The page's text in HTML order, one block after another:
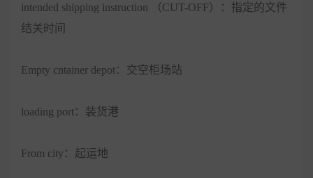
intended shipping instruction （CUT-OFF）：指定的文件
结关时间
Empty cntainer depot：交空柜场站
loading port：装货港
From city：起运地